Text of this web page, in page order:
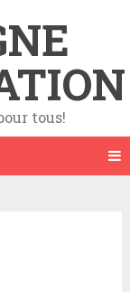
tous!